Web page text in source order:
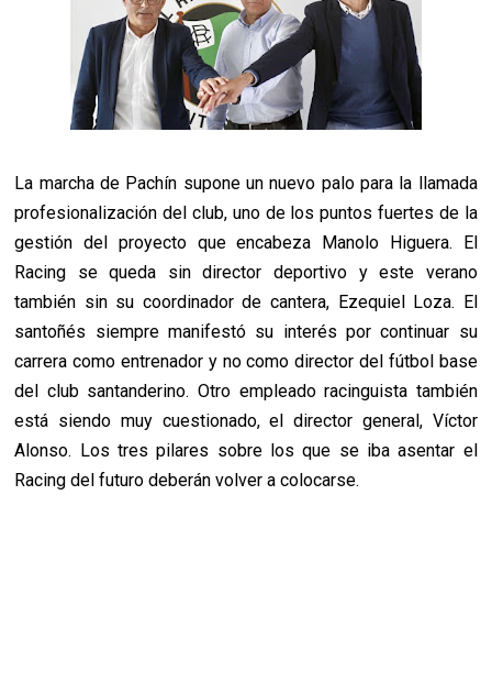
La marcha de Pachín supone un nuevo palo para la llamada
profesionalización del club, uno de los puntos fuertes de la
gestión del proyecto que encabeza Manolo Higuera. El
Racing se queda sin director deportivo y este verano
también sin su coordinador de cantera, Ezequiel Loza. El
santoñés siempre manifestó su interés por continuar su
carrera como entrenador y no como director del fútbol base
del club santanderino. Otro empleado racinguista también
está siendo muy cuestionado, el director general, Víctor
Alonso. Los tres pilares sobre los que se iba asentar el
Racing del futuro deberán volver a colocarse.